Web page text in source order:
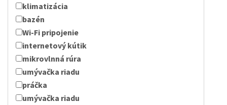
klimatizácia
bazén
Wi-Fi pripojenie
internetový kútik
mikrovlnná rúra
umývačka riadu
práčka
umývačka riadu